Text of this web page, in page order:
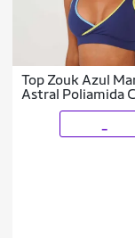
Top Zouk Azul
Astral Poliamida
Bojo Donna